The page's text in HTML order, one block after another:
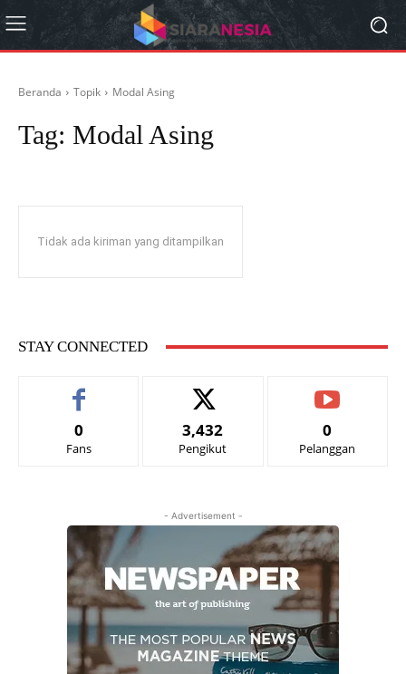
Beranda Topik Modal Asing
Tag: Modal Asing
Tidak ada kiriman yang ditampilkan
STAY CONNECTED
0
Fans
3,432
Pengikut
0
Pelanggan
- Advertisement -